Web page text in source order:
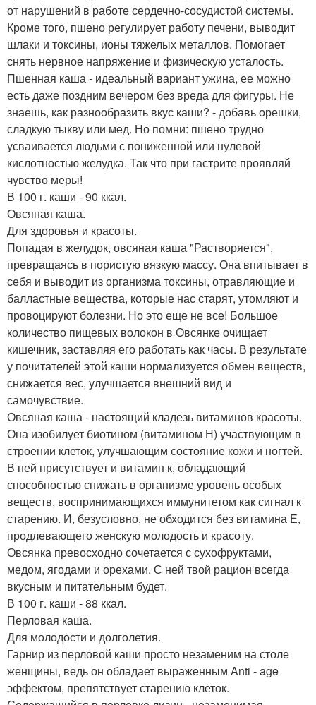
от нарушений в работе сердечно-сосудистой системы.
Кроме того, пшено регулирует работу печени, выводит
шлаки и токсины, ионы тяжелых металлов. Помогает
снять нервное напряжение и физическую усталость.
Пшенная каша - идеальный вариант ужина, ее можно
есть даже поздним вечером без вреда для фигуры. Не
знаешь, как разнообразить вкус каши? - добавь орешки,
сладкую тыкву или мед. Но помни: пшено трудно
усваивается людьми с пониженной или нулевой
кислотностью желудка. Так что при гастрите проявляй
чувство меры!
В 100 г. каши - 90 ккал.
Овсяная каша.
Для здоровья и красоты.
Попадая в желудок, овсяная каша "Растворяется",
превращаясь в пористую вязкую массу. Она впитывает в
себя и выводит из организма токсины, отравляющие и
балластные вещества, которые нас старят, утомляют и
провоцируют болезни. Но это еще не все! Большое
количество пищевых волокон в Овсянке очищает
кишечник, заставляя его работать как часы. В результате
у почитателей этой каши нормализуется обмен веществ,
снижается вес, улучшается внешний вид и
самочувствие.
Овсяная каша - настоящий кладезь витаминов красоты.
Она изобилует биотином (витамином Н) участвующим в
строении клеток, улучшающим состояние кожи и ногтей.
В ней присутствует и витамин к, обладающий
способностью снижать в организме уровень особых
веществ, воспринимающихся иммунитетом как сигнал к
старению. И, безусловно, не обходится без витамина Е,
продлевающего женскую молодость и красоту.
Овсянка превосходно сочетается с сухофруктами,
медом, ягодами и орехами. С ней твой рацион всегда
вкусным и питательным будет.
В 100 г. каши - 88 ккал.
Перловая каша.
Для молодости и долголетия.
Гарнир из перловой каши просто незаменим на столе
женщины, ведь он обладает выраженным Anti - age
эффектом, препятствует старению клеток.